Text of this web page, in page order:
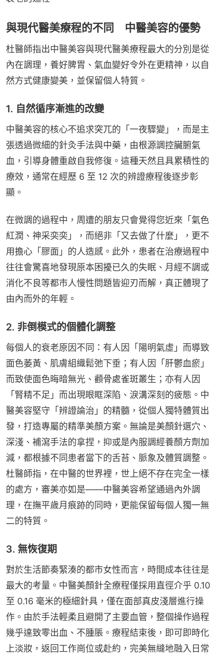
與現代醫美療程的不同 中醫美容的優勢
杜醫師指出中醫美容與現代醫美療程最大的分別是從
內在調理，養好脾胃、氣血變好令外在更精神，以自
然方式健康變美，並保留個人特質。
1. 自然循序漸進的改變
中醫美容的核心不追求突兀的「一夜驟變」，而是主
張透過微細的針灸手法與中藥，由根源調控臟腑氣
血，引導身體重啟自我修復。這種天然且具累積性的
療效，通常在經歷 6 至 12 次的辨證療程後逐步彰
顯。
在微調的過程中，周遭的朋友只會覺得您近來「氣色
紅潤、神采奕奕」，而絕非「又去做了什麼」，更不
用擔心「膠面」的人造感。此外，患者在治療過程中
往往會驚喜地發現原本困擾已久的失眠、月經不調或
消化不良等都市人慢性問題皆迎刃而解，真正體現了
由內而外的年輕。
2. 非倒模式的個體化調整
每個人的衰老原因不同：有人因「陽明氣虛」而導致
面色萎黃、肌膚組織鬆弛下垂；有人因「肝鬱血瘀」
而致使面色晦暗無光、顴骨處雀斑叢生；亦有人因
「腎精不足」而出現眼眶深陷、淚溝深刻的疲態。中
醫美容堅守「辨證論治」的精髓，從個人獨特體質出
發，打造專屬的精準美顏方案。無論是美顏針選穴、
深淺、補瀉手法的拿捏，抑或是內服調經養顏方劑加
減，都根據不同患者當下的舌苔、脈象及體質調整。
杜醫師指，在中醫的世界裡，世上絕不存在完全一樣
的處方，審美亦如是——中醫美容希望通過內外調
理，在撫平歲月痕跡的同時，更能保留每個人獨一無
二的特質。
3. 無恢復期
對於生活節奏緊湊的都市女性而言，時間成本往往是
最大的考量。中醫美顏針全療程僅採用直徑介乎 0.10
至 0.16 毫米的極細針具，僅在面部真皮淺層進行操
作。由於手法輕柔且避開了主要血管，整個操作過程
幾乎達致零出血、不腫脹。療程結束後，即可即時化
上淡妝，返回工作崗位或赴約，完美無縫地融入日常